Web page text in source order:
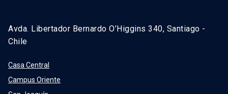
Avda. Libertador Bernardo O’Higgins 340, Santiago -
Chile
Casa Central
Campus Oriente